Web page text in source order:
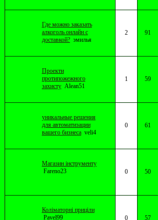
Где можно заказать
алкоголь онлайн с
доставкой? эмилья
2 91
Проекти
протипожежного
захисту Alean51
1 59
уникальные решения
для автоматизации
вашего бизнеса veli4
0 61
Магазин інструменту
Fareno23
0 50
Коліматорні приціли
Pavel99
0 57